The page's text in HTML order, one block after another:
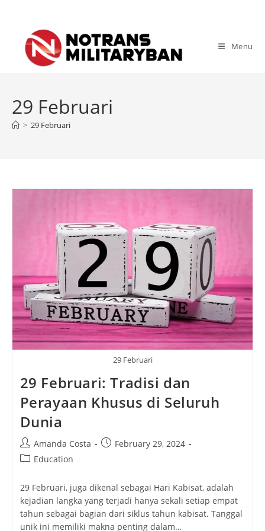
content
Menu
29 Februari
> 29 Februari
29 Februari
29 Februari: Tradisi dan
Perayaan Khusus di Seluruh
Dunia
Post
author:
Amanda Costa
PostFebruary 29, 2024
PostEducation
29 Februari, juga dikenal sebagai Hari Kabisat, adalah
kejadian langka yang terjadi hanya sekali setiap empat
tahun sebagai bagian dari siklus tahun kabisat. Tanggal
unik ini memiliki makna penting dalam…